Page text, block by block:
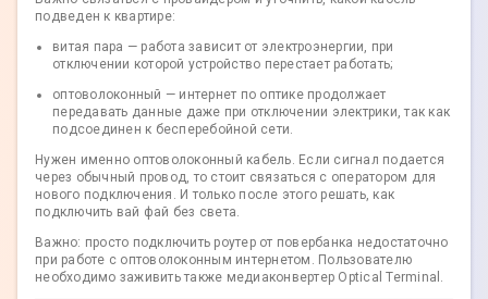
подведен к квартире:
витая пара — работа зависит от электроэнергии, при
отключении которой устройство перестает работать;
оптоволоконный — интернет по оптике продолжает
передавать данные даже при отключении электрики, так как
подсоединен к бесперебойной сети.
Нужен именно оптоволоконный кабель. Если сигнал подается
через обычный провод, то стоит связаться с оператором для
нового подключения. И только после этого решать, как
подключить вай фай без света.
Важно: просто подключить роутер от повербанка недостаточно
при работе с оптоволоконным интернетом. Пользователю
необходимо заживить также медиаконвертер Optical Terminal.